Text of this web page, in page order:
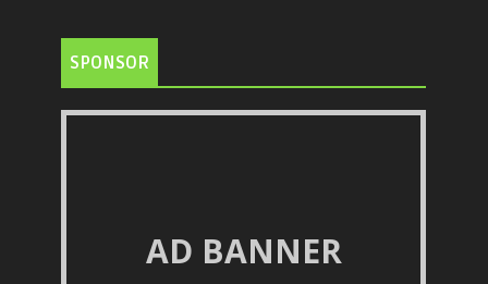
SPONSOR
AD BANNER